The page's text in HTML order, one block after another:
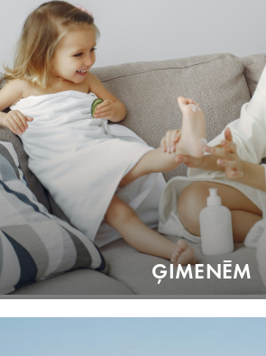
ĢIMENĒM